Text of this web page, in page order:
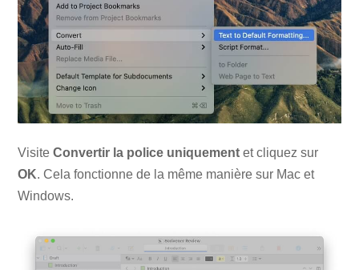
VisiteConvertir la police uniquement et cliquez sur
OK. Cela fonctionne de la même manière sur Mac et
Windows.